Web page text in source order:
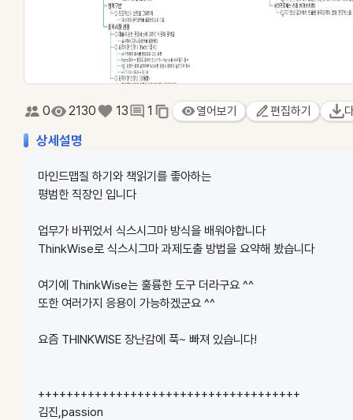
0 2130 13 1 열어보기 편집하기
상세설명
마인드맵질 하기와 책읽기를 좋아하는
평범한 직장인 입니다
업무가 바뀌었서 식스시그마 방식을 배워야합니다
ThinkWise로 식스시그마 과제도출 방법을 요약해 봤습니다
여기에 ThinkWise는 훌륭한 도구 더라구요 ^^
또한 여러가지 응용이 가능하겠군요 ^^
요즘 THINKWISE 장난감에 푹~ 빠져 있습니다!
+++++++++++++++++++++++++++++++++++++
김진,passion